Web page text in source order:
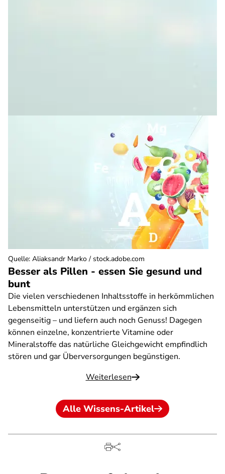
Besser als Pillen - essen Sie gesund und
bunt
Die vielen verschiedenen Inhaltsstoffe in herkömmlichen
Lebensmitteln unterstützen und ergänzen sich
gegenseitig – und liefern auch noch Genuss! Dagegen
können einzelne, konzentrierte Vitamine oder
Mineralstoffe das natürliche Gleichgewicht empfindlich
stören und gar Überversorgungen begünstigen.
Weiterlesen
Quelle: Aliaksandr Marko / stock.adobe.com
Alle Wissens-Artikel